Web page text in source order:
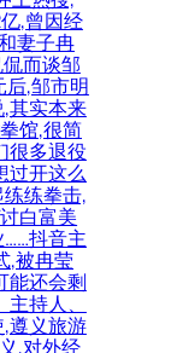
,曾因经
妻子冉
而谈邹
后,邹市明
其实本来
馆,很简
很多退役
过开这么
练拳击,
白富美
……抖音主
,被冉莹
能还会剩
持人、
遵义旅游
,对外经